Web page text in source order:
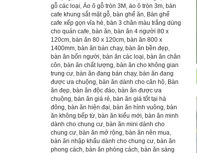
gỗ các loại, Áo ô gỗ tròn 3M , áo ô tròn 3m, bàn
cafe khung sắt mặt gỗ, bàn ghế ăn, Bàn ghế
cafe xếp gọn vỉa hè, bàn 3 chân màu trắng dùng
cho quán cafe, bàn ăn, bàn ăn 4 người 80 x
120cm, bàn ăn 80 x 120cm, bàn ăn 800 x
1400mm, bàn ăn bán chạy, bàn ăn bền đẹp,
bàn ăn bốn người, bàn ăn các loại, bàn ăn chân
côn, bàn ăn chất lượng, bàn ăn cho không gian
trung cư, bàn ăn đang bán chạy, bàn ăn đang
được ưa chuộng, bàn ăn dành cho căn hộ, Bàn
ăn đẹp, bàn ăn độc đáo, bàn ăn được ưa
chuộng, bàn ăn giá rẻ, bàn ăn giá tốt tại hà
đông, bàn ăn hiện đại, bàn ăn hình vuông, bàn
ăn không bếp từ, bàn ăn kiểu mới, bàn ăn minh
dành cho chung cư, bàn ăn mini dành cho
chung cư, bàn ăn mở rộng, bàn ăn nên mua,
bàn ăn nhập khẩu dành cho chung cư, bàn ăn
phong cách, bàn ăn phòng cách, bàn ăn sáng